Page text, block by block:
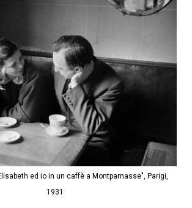
ed io in un caffè a Montparnasse", Parigi,
1931